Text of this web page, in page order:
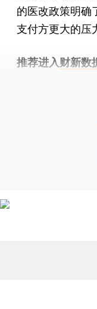
的医改政策明确
支付方更大的压
推荐进入财新数